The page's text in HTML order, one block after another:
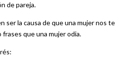
de pareja.
ser la causa de que una mujer nos
frases que una mujer odia.